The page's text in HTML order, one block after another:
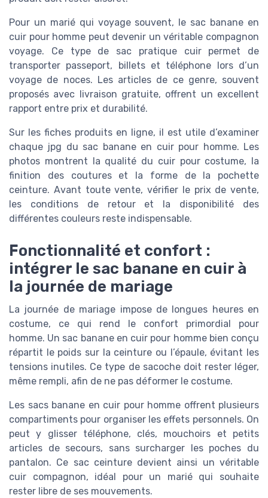
Pour un marié qui voyage souvent, le sac banane en
cuir pour homme peut devenir un véritable compagnon
voyage. Ce type de sac pratique cuir permet de
transporter passeport, billets et téléphone lors d’un
voyage de noces. Les articles de ce genre, souvent
proposés avec livraison gratuite, offrent un excellent
rapport entre prix et durabilité.
Sur les fiches produits en ligne, il est utile d’examiner
chaque jpg du sac banane en cuir pour homme. Les
photos montrent la qualité du cuir pour costume, la
finition des coutures et la forme de la pochette
ceinture. Avant toute vente, vérifier le prix de vente,
les conditions de retour et la disponibilité des
différentes couleurs reste indispensable.
Fonctionnalité et confort :
intégrer le sac banane en cuir à
la journée de mariage
La journée de mariage impose de longues heures en
costume, ce qui rend le confort primordial pour
homme. Un sac banane en cuir pour homme bien conçu
répartit le poids sur la ceinture ou l’épaule, évitant les
tensions inutiles. Ce type de sacoche doit rester léger,
même rempli, afin de ne pas déformer le costume.
Les sacs banane en cuir pour homme offrent plusieurs
compartiments pour organiser les effets personnels. On
peut y glisser téléphone, clés, mouchoirs et petits
articles de secours, sans surcharger les poches du
pantalon. Ce sac ceinture devient ainsi un véritable
cuir compagnon, idéal pour un marié qui souhaite
rester libre de ses mouvements.